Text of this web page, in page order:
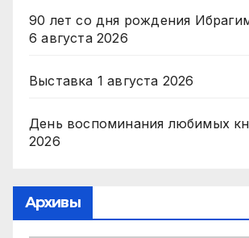
90 лет со дня рождения
6 августа 2026
Выставка 1 августа 2026
День воспоминания любимых
2026
Архивы